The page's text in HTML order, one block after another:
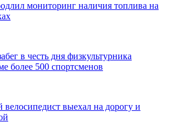
мониторинг наличия топлива на
в честь дня физкультурника
более 500 спортсменов
выехал на дорогу и